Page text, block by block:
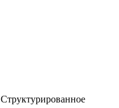
Структурированное